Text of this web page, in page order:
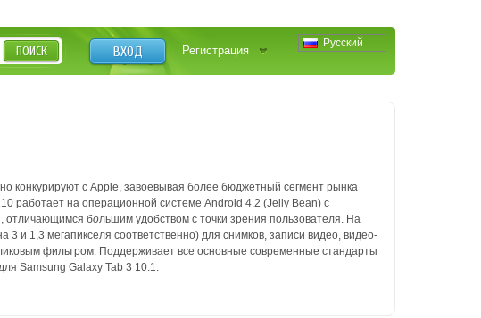
Русский
ВХОД Регистрация
ПОИСК
конкурируют с Apple, завоевывая более бюджетный сегмент рынка
работает на операционной системе Android 4.2 (Jelly Bean) с
отличающимся большим удобством с точки зрения пользователя. На
и 1,3 мегапикселя соответственно) для снимков, записи видео, видео-
фильтром. Поддерживает все основные современные стандарты
Samsung Galaxy Tab 3 10.1.